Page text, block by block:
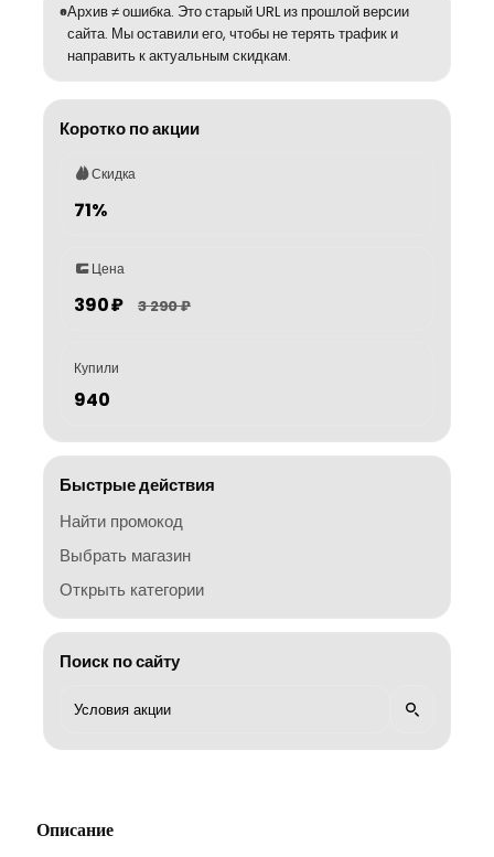
Архив ≠ ошибка. Это старый URL из прошлой версии
сайта. Мы оставили его, чтобы не терять трафик и
направить к актуальным скидкам.
Коротко по акции
Скидка
71%
Цена
390 ₽ 3 290 ₽
Купили
940
Быстрые действия
Найти промокод
Выбрать магазин
Открыть категории
Поиск по сайту
Описание